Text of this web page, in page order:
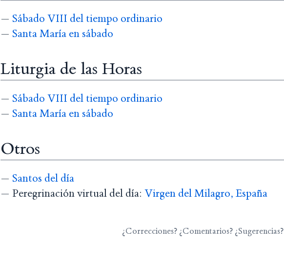
— Sábado VIII del tiempo ordinario
— Santa María en sábado
Liturgia de las Horas
— Sábado VIII del tiempo ordinario
— Santa María en sábado
Otros
— Santos del día
— Peregrinación virtual del día: Virgen del Milagro, España
¿Correcciones? ¿Comentarios? ¿Sugerencias?